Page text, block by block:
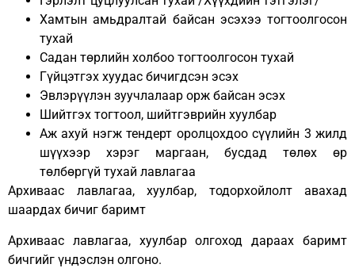
Хамтын амьдралтай байсан эсэхээ тогтоолгосон
тухай
Садан төрлийн холбоо тогтоолгосон тухай
Гүйцэтгэх хуудас бичигдсэн эсэх
Эвлэрүүлэн зуучлалаар орж байсан эсэх
Шийтгэх тогтоол, шийтгэврийн хуулбар
Аж ахуй нэгж тендерт оролцохдоо сүүлийн 3 жилд
шүүхээр хэрэг маргаан, бусдад төлөх өр
төлбөргүй тухай лавлагаа
Архиваас лавлагаа, хуулбар, тодорхойлолт авахад
шаардах бичиг баримт
Архиваас лавлагаа, хуулбар олгоход дараах баримт
бичгийг үндэслэн олгоно.